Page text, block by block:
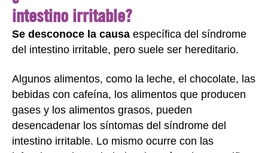
intestino irritable?
Se desconoce la causa específica del síndrome
del intestino irritable, pero suele ser hereditario.
Algunos alimentos, como la leche, el chocolate, las
bebidas con cafeína, los alimentos que producen
gases y los alimentos grasos, pueden
desencadenar los síntomas del síndrome del
intestino irritable. Lo mismo ocurre con las